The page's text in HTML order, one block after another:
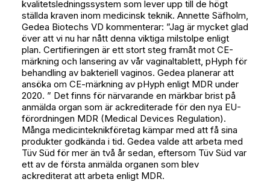
kvalitetsledningssystem som lever upp till de högt
ställda kraven inom medicinsk teknik. Annette Säfholm,
Gedea Biotechs VD kommenterar: ”Jag är mycket glad
över att vi nu har nått denna viktiga milstolpe enligt
plan. Certifieringen är ett stort steg framåt mot CE-
märkning och lansering av vår vaginaltablett, pHyph för
behandling av bakteriell vaginos. Gedea planerar att
ansöka om CE-märkning av pHyph enligt MDR under
2020. ” Det finns för närvarande en märkbar brist på
anmälda organ som är ackrediterade för den nya EU-
förordningen MDR (Medical Devices Regulation).
Många medicinteknikföretag kämpar med att få sina
produkter godkända i tid. Gedea valde att arbeta med
Tüv Süd för mer än två år sedan, eftersom Tüv Süd var
ett av de första anmälda organen som blev
ackrediterat att arbeta enligt MDR.